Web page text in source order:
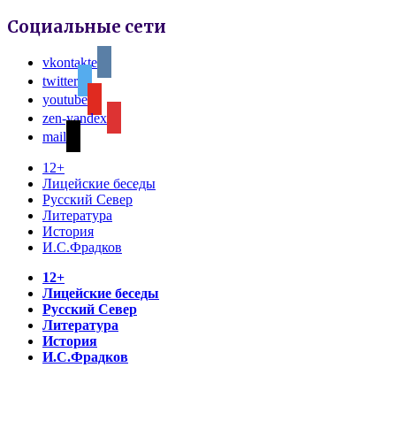
Социальные сети
vkontakte
twitter
youtube
zen-yandex
mail
12+
Лицейские беседы
Русский Север
Литература
История
И.С.Фрадков
12+
Лицейские беседы
Русский Север
Литература
История
И.С.Фрадков